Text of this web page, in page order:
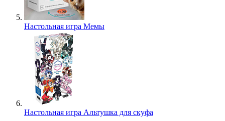
Настольная игра Мемы
Настольная игра Альтушка для скуфа